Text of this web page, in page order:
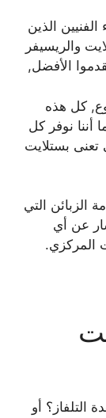
الذين
والريسيفر
الأفضل,
كل هذه
أننا نوفر كل
تعنى بستلايت
على خدمة الزبائن التي
عن أي
المركزي.
أو